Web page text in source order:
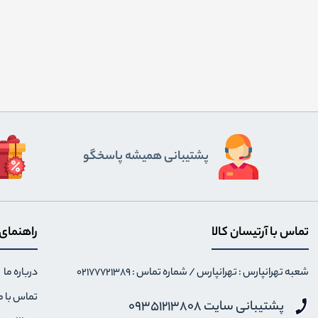
پشتیبانی همیشه پاسخگو
تماس با آرتیسان کالا
شعبه تهرانپارس : تهرانپارس / شماره تماس : 02177721389
پشتیبانی سایت 09351213808
درباره ما
تماس با